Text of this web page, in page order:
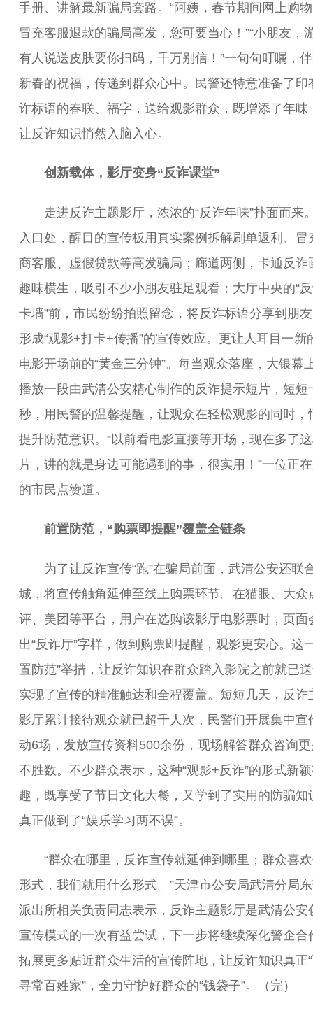
手册、讲解最新骗局套路。“阿姨，春节期间网上购
冒充客服退款的骗局高发，您可要当心！”“小朋友，
有人说送皮肤要你扫码，千万别信！”一句句叮嘱，
新春的祝福，传递到群众心中。民警还特意准备了印
诈标语的春联、福字，送给观影群众，既增添了年味
让反诈知识悄然入脑入心。
创新载体，影厅变身“反诈课堂”
走进反诈主题影厅，浓浓的“反诈年味”扑面而来
入口处，醒目的宣传板用真实案例拆解刷单返利、冒
商客服、虚假贷款等高发骗局；廊道两侧，卡通反诈
趣味横生，吸引不少小朋友驻足观看；大厅中央的“
卡墙”前，市民纷纷拍照留念，将反诈标语分享到朋
形成“观影+打卡+传播”的宣传效应。更让人耳目一新
电影开场前的“黄金三分钟”。每当观众落座，大银幕
播放一段由武清公安精心制作的反诈提示短片，短短
秒，用民警的温馨提醒，让观众在轻松观影的同时，
提升防范意识。“以前看电影直接等开场，现在多了
片，讲的就是身边可能遇到的事，很实用！”一位正
的市民点赞道。
前置防范，“购票即提醒”覆盖全链条
为了让反诈宣传“跑”在骗局前面，武清公安还联
城，将宣传触角延伸至线上购票环节。在猫眼、大众
评、美团等平台，用户在选购该影厅电影票时，页面
出“反诈厅”字样，做到购票即提醒，观影更安心。这
置防范”举措，让反诈知识在群众踏入影院之前就已
实现了宣传的精准触达和全程覆盖。短短几天，反诈
影厅累计接待观众就已超千人次，民警们开展集中宣
动6场，发放宣传资料500余份，现场解答群众咨询
不胜数。不少群众表示，这种“观影+反诈”的形式新
趣，既享受了节日文化大餐，又学到了实用的防骗知
真正做到了“娱乐学习两不误”。
“群众在哪里，反诈宣传就延伸到哪里；群众喜
形式，我们就用什么形式。”天津市公安局武清分局
派出所相关负责同志表示，反诈主题影厅是武清公安
宣传模式的一次有益尝试，下一步将继续深化警企合
拓展更多贴近群众生活的宣传阵地，让反诈知识真正
寻常百姓家”，全力守护好群众的“钱袋子”。（完）